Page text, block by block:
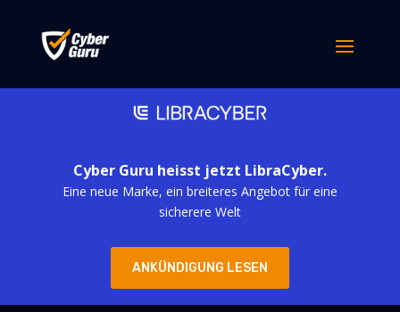
Cyber Guru heisst jetzt LibraCyber.
Eine neue Marke, ein breiteres Angebot für eine
sicherere Welt
ANKÜNDIGUNG LESEN